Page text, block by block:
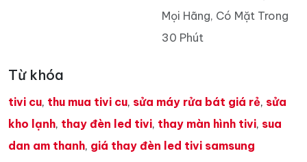
Mọi Hãng, Có Mặt Trong
30 Phút
Từ khóa
tivi cu, thu mua tivi cu, sửa máy rửa bát giá rẻ, sửa
kho lạnh, thay đèn led tivi, thay màn hình tivi, sua
dan am thanh, giá thay đèn led tivi samsung